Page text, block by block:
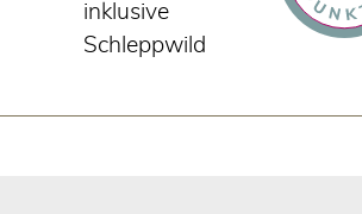
inklusive
Schleppwild